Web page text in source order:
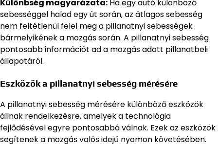
Különbség magyarázata: Ha egy autó különböző
sebességgel halad egy út során, az átlagos sebesség
nem feltétlenül felel meg a pillanatnyi sebességek
bármelyikének a mozgás során. A pillanatnyi sebesség
pontosabb információt ad a mozgás adott pillanatbeli
állapotáról.
Eszközök a pillanatnyi sebesség mérésére
A pillanatnyi sebesség mérésére különböző eszközök
állnak rendelkezésre, amelyek a technológia
fejlődésével egyre pontosabbá válnak. Ezek az eszközök
segítenek a mozgás valós idejű nyomon követésében.